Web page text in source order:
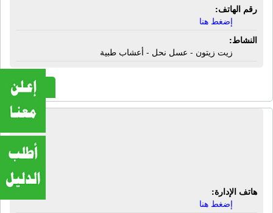
رقم الهاتف:
إضغط هنا
النشاط:
زيت زيتون - عسل نحل - أعشاب طبية
المزيد
سوفت - ملح كريستال - ملح ناعم - ملح
هاتف الإدارة:
إضغط هنا